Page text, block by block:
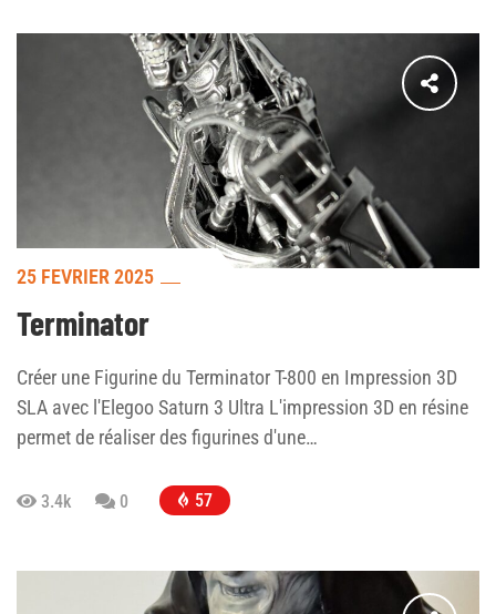
25 FÉVRIER 2025
Terminator
Créer une Figurine du Terminator T-800 en Impression 3D
SLA avec l'Elegoo Saturn 3 Ultra L'impression 3D en résine
permet de réaliser des figurines d'une…
3.4k 0 57